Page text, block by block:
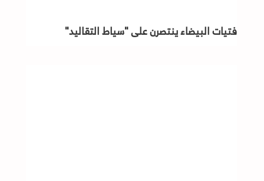
فتيات البيضاء ينتصرن على "سياط التقاليد"